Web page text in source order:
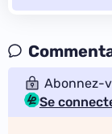
Abonnez-
Se